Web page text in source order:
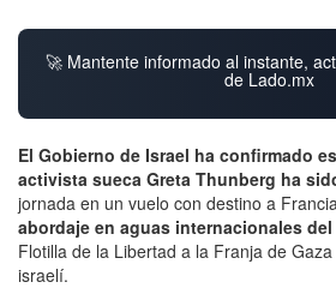
🚀 Mantente informado al instante,
de Lado.mx
El Gobierno de Israel ha confirmado
activista sueca Greta Thunberg ha
jornada en un vuelo con destino a
abordaje en aguas internacionales
Flotilla de la Libertad a la Franja de
israelí.